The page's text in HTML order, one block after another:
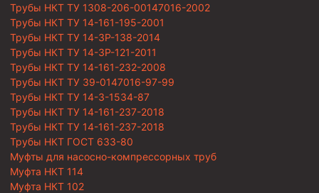
Трубы НКТ ТУ 1308-206-00147016-2002
Трубы НКТ ТУ 14-161-195-2001
Трубы НКТ ТУ 14-3Р-138-2014
Трубы НКТ ТУ 14-3Р-121-2011
Трубы НКТ ТУ 14-161-232-2008
Трубы НКТ ТУ 39-0147016-97-99
Трубы НКТ ТУ 14-3-1534-87
Трубы НКТ ТУ 14-161-237-2018
Трубы НКТ ТУ 14-161-237-2018
Трубы НКТ ГОСТ 633-80
Муфты для насосно-компрессорных труб
Муфта НКТ 114
Муфта НКТ 102